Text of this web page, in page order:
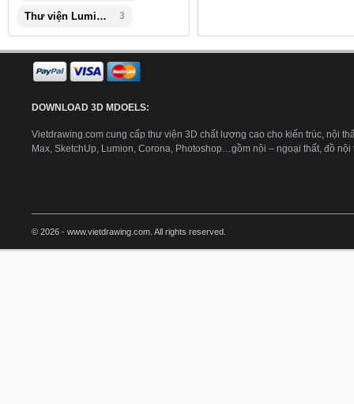
Thư viện Lumion 3
DOWNLOAD 3D MDOELS:
Vietdrawing.com cung cấp thư viện 3D chất lượng cao cho kiến trúc, nội
Max, SketchUp, Lumion, Corona, Photoshop…gồm nội – ngoại thất, đồ nội
© 2026 - www.vietdrawing.com. All rights reserved.